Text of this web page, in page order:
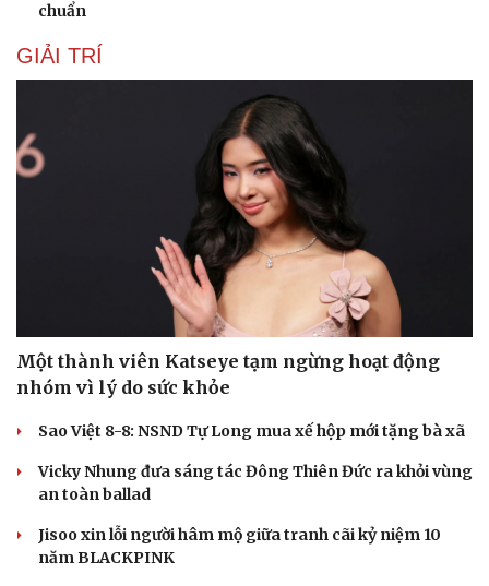
Du lịch
Tư vấn
check-in
Câu chuyện thời sự
Đọc truyện đêm khuya
Cửa sổ tình yêu
Kể chuyện cho bé
Hạt giống tâm hồn
chuẩn
GIẢI TRÍ
Một thành viên Katseye tạm ngừng hoạt động
nhóm vì lý do sức khỏe
Sao Việt 8-8: NSND Tự Long mua xế hộp mới tặng bà xã
Vicky Nhung đưa sáng tác Đông Thiên Đức ra khỏi vùng
an toàn ballad
Jisoo xin lỗi người hâm mộ giữa tranh cãi kỷ niệm 10
năm BLACKPINK